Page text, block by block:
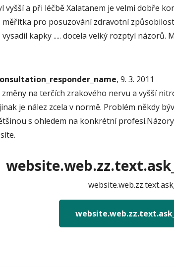
vyšší a při léčbě Xalatanem je velmi dobře
pro posuzování zdravotní
kapky ..... docela velký rozptyl
, 9. 3. 2011
změny na terčích zrakového nervu a vyšší
je nález zcela v normě. Problém někdy
s ohledem na konkrétní